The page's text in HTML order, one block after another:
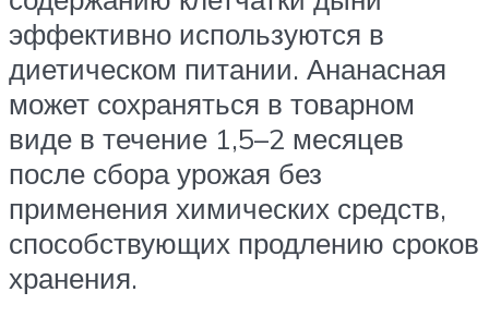
эффективно используются в
диетическом питании. Ананасная
может сохраняться в товарном
виде в течение 1,5–2 месяцев
после сбора урожая без
применения химических средств,
способствующих продлению сроков
хранения.